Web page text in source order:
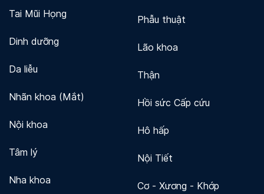
Tai Mũi Họng
Dinh dưỡng
Da liễu
Nhãn khoa (Mắt)
Nội khoa
Tâm lý
Nha khoa
Phẫu thuật
Lão khoa
Thận
Hồi sức Cấp cứu
Hô hấp
Nội Tiết
Cơ - Xương - Khớp